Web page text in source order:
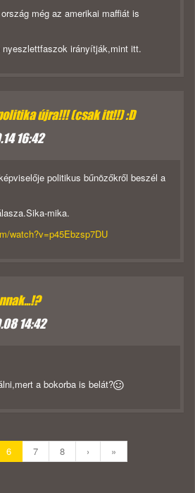
még az amerikai maffiát is
irányítják,mint itt.
újra!!! (csak itt!!) :D
16:42
politikus bűnözőkről beszél a
mika.
watch?v=p45Ebzsp7DU
14:42
a bokorba is belát?
6 7 8 › »